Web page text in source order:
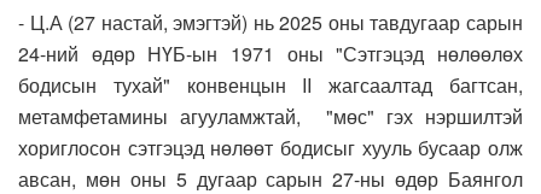
- Ц.А (27 настай, эмэгтэй) нь 2025 оны тавдугаар сарын
24-ний өдөр НҮБ-ын 1971 оны "Сэтгэцэд нөлөөлөх
бодисын тухай" конвенцын II жагсаалтад багтсан,
метамфетамины агууламжтай, "мөс" гэх нэршилтэй
хориглосон сэтгэцэд нөлөөт бодисыг хууль бусаар олж
авсан, мөн оны 5 дугаар сарын 27-ны өдөр Баянгол